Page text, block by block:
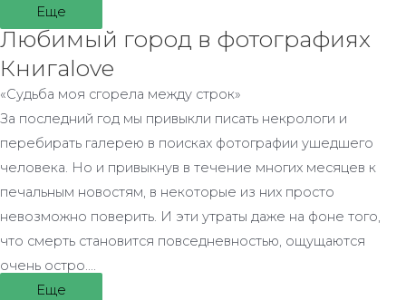
Еще
Любимый город в фотографиях
Книгаlove
«Судьба моя сгорела между строк»
За последний год мы привыкли писать некрологи и
перебирать галерею в поисках фотографии ушедшего
человека. Но и привыкнув в течение многих месяцев к
печальным новостям, в некоторые из них просто
невозможно поверить. И эти утраты даже на фоне того,
что смерть становится повседневностью, ощущаются
очень остро….
Еще